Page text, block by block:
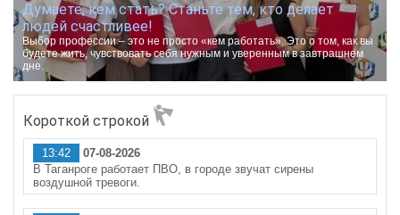
Думаете, кем стать? Станьте тем, кто делает
людей счастливее!
Выбор профессии – это не просто «кем работать». Это о том, как вы
будете жить, чувствовать себя нужным и уверенным в завтрашнем
дне.
Короткой строкой
13:42
07-08-2026
В Таганроге работает ПВО, в городе звучат сирены
воздушной тревоги.